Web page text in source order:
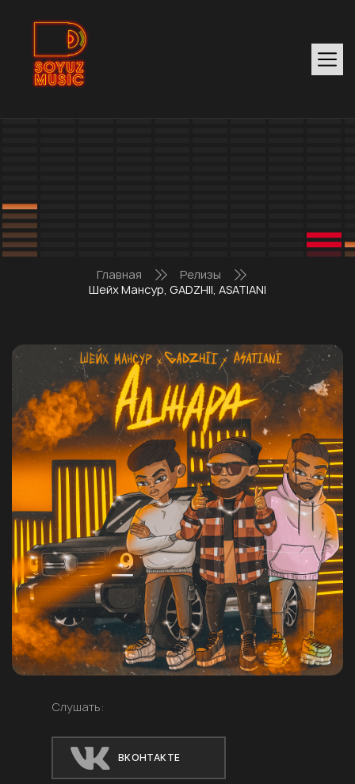
Главная
Релизы
Шейх Мансур, GADZHII, ASATIANI
Слушать:
ВКОНТАКТЕ